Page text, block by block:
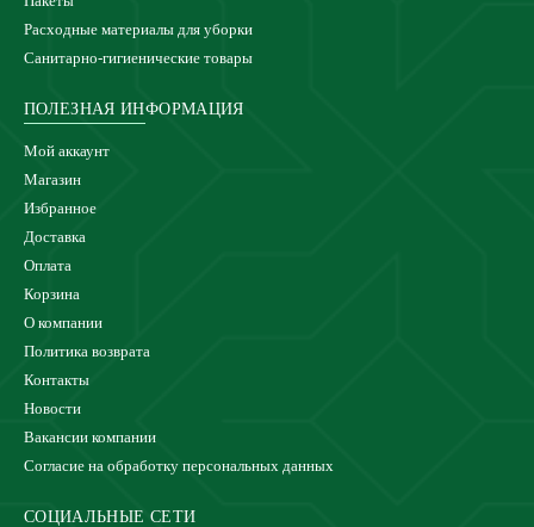
Расходные материалы для уборки
Санитарно-гигиенические товары
ПОЛЕЗНАЯ ИНФОРМАЦИЯ
Мой аккаунт
Магазин
Избранное
Доставка
Оплата
Корзина
О компании
Политика возврата
Контакты
Новости
Вакансии компании
Согласие на обработку персональных данных
СОЦИАЛЬНЫЕ СЕТИ